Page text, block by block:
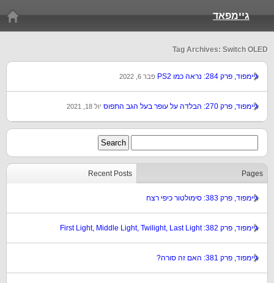
גיימפאד
Tag Archives: Switch OLED
גיימפוד, פרק 284: נראה כמו PS2 פבר 6, 2022
גיימפוד, פרק 270: הבלדה על עופר בעל הגב התפוס יול 18, 2021
Recent Posts Pages
גיימפוד, פרק 383: סימולטור כיפי רצח
גיימפוד, פרק 382: First Light, Middle Light, Twilight, Last Light
גיימפוד, פרק 381: האם זה סורה?